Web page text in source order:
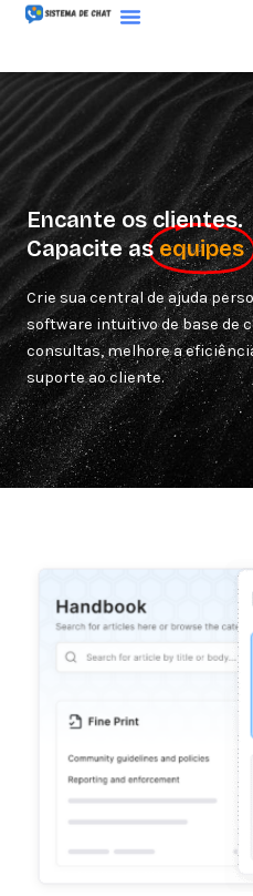
conteúdo
Encante os clientes.
Capacite asequipes
Crie sua central de ajuda
software intuitivo de base de
consultas, melhore a
suporte ao cliente.